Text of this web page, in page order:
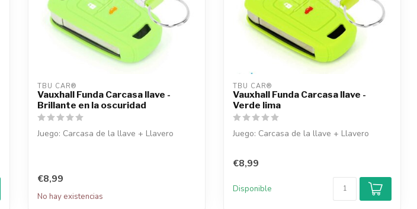
TBU CAR®
Vauxhall Funda Carcasa llave -
Brillante en la oscuridad
Juego: Carcasa de la llave + Llavero
€8,99
No hay existencias
TBU CAR®
Vauxhall Funda Carcasa llave -
Verde lima
Juego: Carcasa de la llave + Llavero
€8,99
Disponible